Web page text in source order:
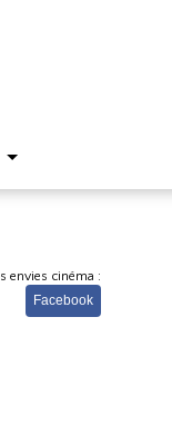
envies cinéma :
Facebook